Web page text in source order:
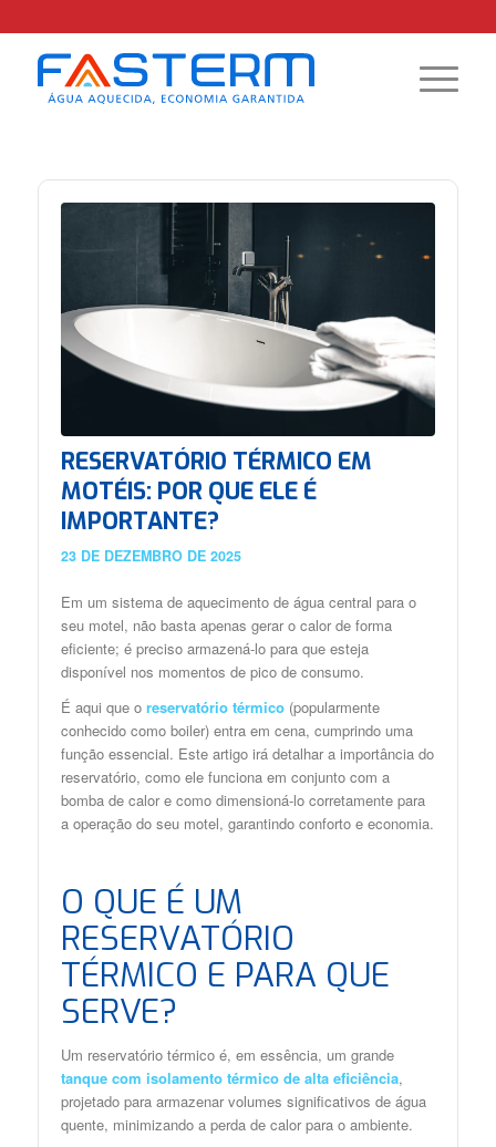
RESERVATÓRIO TÉRMICO EM
MOTÉIS: POR QUE ELE É
IMPORTANTE?
23 DE DEZEMBRO DE 2025
Em um sistema de aquecimento de água central para o
seu motel, não basta apenas gerar o calor de forma
eficiente; é preciso armazená-lo para que esteja
disponível nos momentos de pico de consumo.
É aqui que o reservatório térmico(popularmente
conhecido como boiler) entra em cena, cumprindo uma
função essencial. Este artigo irá detalhar a importância do
reservatório, como ele funciona em conjunto com a
bomba de calor e como dimensioná-lo corretamente para
a operação do seu motel, garantindo conforto e economia.
O QUE É UM
RESERVATÓRIO
TÉRMICO E PARA QUE
SERVE?
Um reservatório térmico é, em essência, um grande
tanque com isolamento térmico de alta eficiência,
projetado para armazenar volumes significativos de água
quente, minimizando a perda de calor para o ambiente.